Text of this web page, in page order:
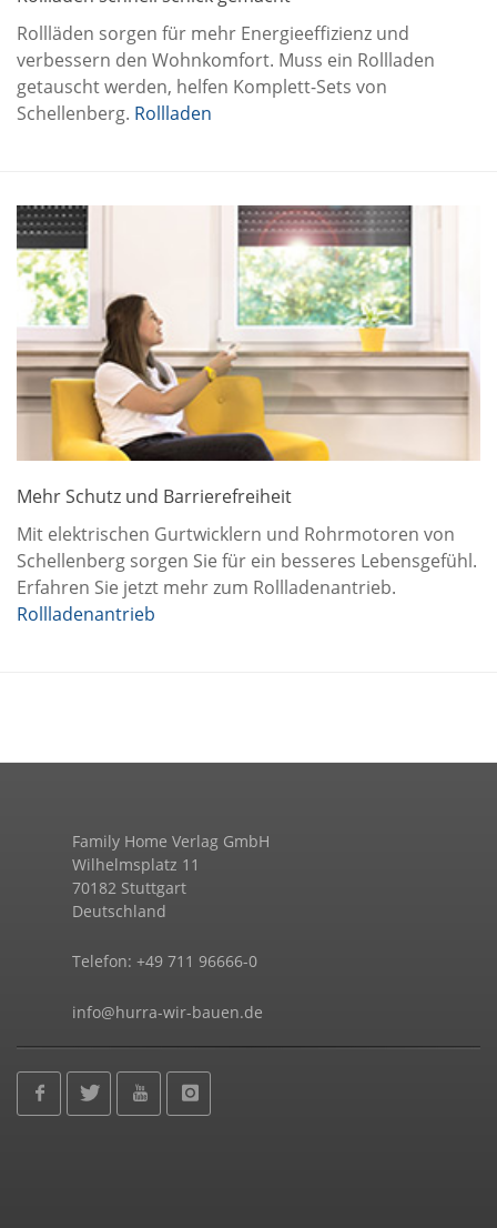
Rollläden sorgen für mehr Energieeffizienz und
verbessern den Wohnkomfort. Muss ein Rollladen
getauscht werden, helfen Komplett-Sets von
Schellenberg. Rollladen
Mehr Schutz und Barrierefreiheit
Mit elektrischen Gurtwicklern und Rohrmotoren von
Schellenberg sorgen Sie für ein besseres Lebensgefühl.
Erfahren Sie jetzt mehr zum Rollladenantrieb.
Rollladenantrieb
Family Home Verlag GmbH
Wilhelmsplatz 11
70182 Stuttgart
Deutschland
Telefon: +49 711 96666-0
info@hurra-wir-bauen.de